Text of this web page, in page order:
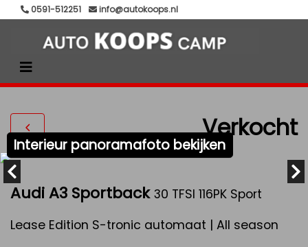
0591-512251 info@autokoops.nl
Verkocht
Interieur panoramafoto bekijken
Audi A3 Sportback 30 TFSI 116PK Sport
Lease Edition S-tronic automaat | All season